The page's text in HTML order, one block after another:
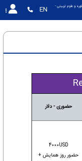
EN
حضوری - دلار
4000USD
حضور روز همایش +